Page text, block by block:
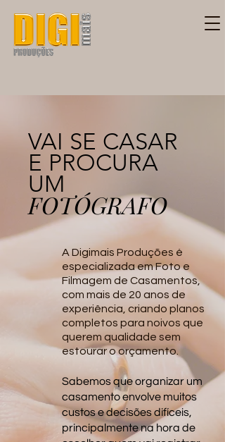
VAI SE CASAR
E PROCURA
UM
FOTÓGRAFO
A Digimais Produções é
especializada em Foto e
Filmagem de Casamentos,
com mais de 20 anos de
experiência, criando planos
completos para noivos que
querem qualidade sem
estourar o orçamento.
Sabemos que organizar um
casamento envolve muitos
custos e decisões difíceis,
principalmente na hora de